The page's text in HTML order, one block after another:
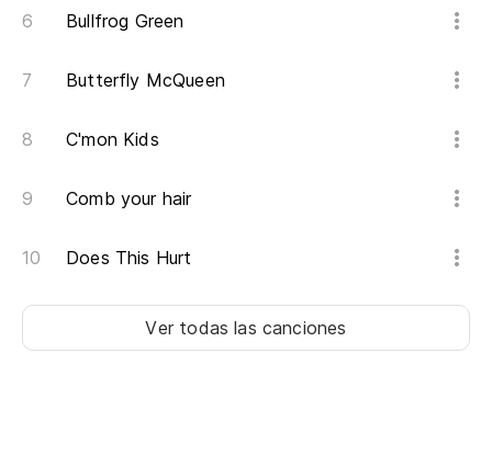
Bullfrog Green
Butterfly McQueen
C'mon Kids
Comb your hair
Does This Hurt
Ver todas las canciones